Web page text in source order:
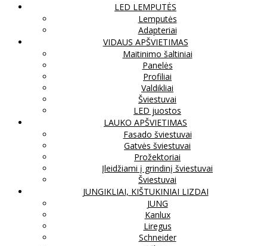
LED LEMPUTĖS
Lemputės
Adapteriai
VIDAUS APŠVIETIMAS
Maitinimo šaltiniai
Panelės
Profiliai
Valdikliai
Šviestuvai
LED juostos
LAUKO APŠVIETIMAS
Fasado šviestuvai
Gatvės šviestuvai
Prožektoriai
Įleidžiami į grindinį šviestuvai
Šviestuvai
JUNGIKLIAI, KIŠTUKINIAI LIZDAI
JUNG
Kanlux
Liregus
Schneider